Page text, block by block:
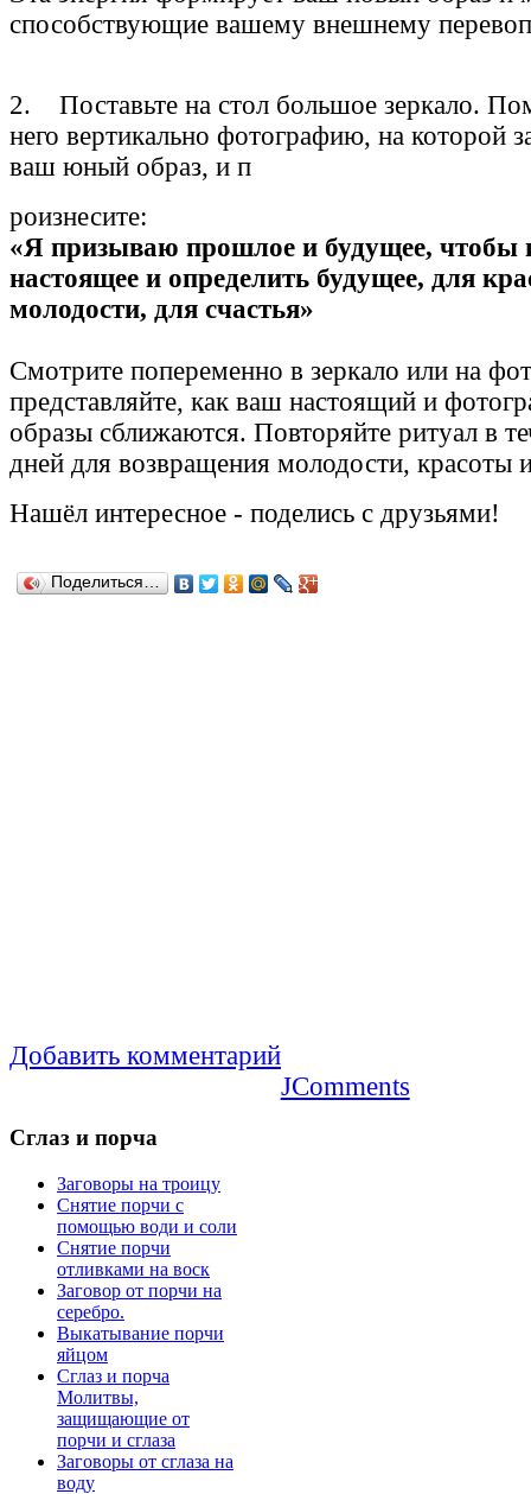
способствующие вашему внешнему
2. Поставьте на стол большое зеркало.
него вертикально фотографию, на которой
ваш юный образ, и п
роизнесите:
«Я призываю прошлое и будущее, чтобы
настоящее и определить будущее, для
молодости, для счастья»
Смотрите попеременно в зеркало или на
представляйте, как ваш настоящий и
образы сближаются. Повторяйте ритуал в
дней для возвращения молодости, красоты
Нашёл интересное - поделись с друзьями!
Поделиться…
Добавить комментарий
JComments
Сглаз и порча
Заговоры на троицу
Снятие порчи с
помощью води и соли
Снятие порчи
отливками на воск
Заговор от порчи на
серебро.
Выкатывание порчи
яйцом
Сглаз и порча
Молитвы,
защищающие от
порчи и сглаза
Заговоры от сглаза на
воду